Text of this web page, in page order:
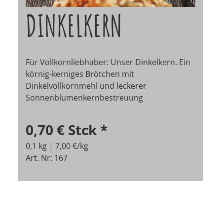
DINKELKERN
Für Vollkornliebhaber: Unser Dinkelkern. Ein
körnig-kerniges Brötchen mit
Dinkelvollkornmehl und leckerer
Sonnenblumenkernbestreuung
0,70 € Stck *
0,1 kg | 7,00 €/kg
Art. Nr: 167